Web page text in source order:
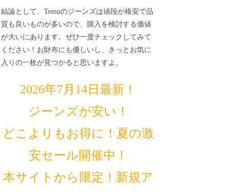
結論として、Temuのジーンズは値段が格安で品
質も良いものが多いので、購入を検討する価値
が大いにあります。ぜひ一度チェックしてみて
ください！お財布にも優しいし、きっとお気に
入りの一枚が見つかると思いますよ。
2026年7月14日最新！
ジーンズが安い！
どこよりもお得に！夏の激
安セール開催中！
本サイトから限定！新規ア